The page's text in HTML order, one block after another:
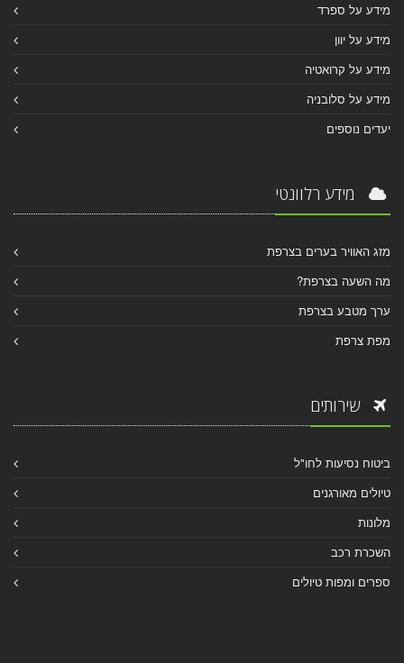
מידע על ספרד
מידע על יוון
מידע על קרואטיה
מידע על סלובניה
יעדים נוספים
מידע רלוונטי
מזג האוויר בערים בצרפת
מה השעה בצרפת?
ערך מטבע בצרפת
מפת צרפת
שירותים
ביטוח נסיעות לחו"ל
טיולים מאורגנים
מלונות
השכרת רכב
ספרים ומפות טיולים